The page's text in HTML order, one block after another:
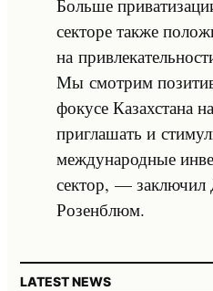
Больше
секторе также
на
Мы смотрим
фокусе Казахстана
приглашать и
международные
сектор, — заключил
Розенблюм.
LATEST NEWS